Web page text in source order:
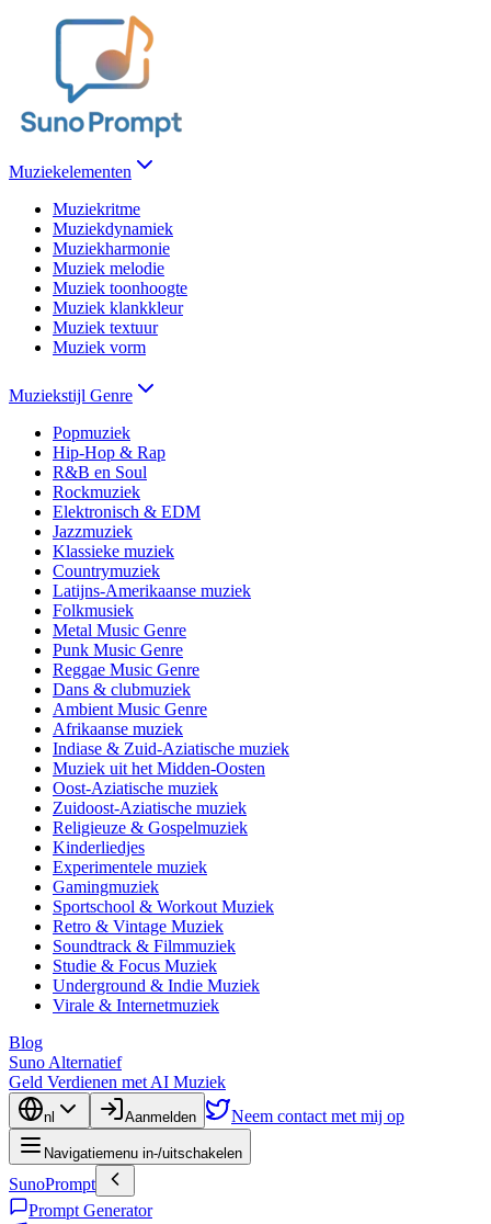
Muziekelementen
Muziekritme
Muziekdynamiek
Muziekharmonie
Muziek melodie
Muziek toonhoogte
Muziek klankkleur
Muziek textuur
Muziek vorm
Muziekstijl Genre
Popmuziek
Hip-Hop & Rap
R&B en Soul
Rockmuziek
Elektronisch & EDM
Jazzmuziek
Klassieke muziek
Countrymuziek
Latijns-Amerikaanse muziek
Folkmusiek
Metal Music Genre
Punk Music Genre
Reggae Music Genre
Dans & clubmuziek
Ambient Music Genre
Afrikaanse muziek
Indiase & Zuid-Aziatische muziek
Muziek uit het Midden-Oosten
Oost-Aziatische muziek
Zuidoost-Aziatische muziek
Religieuze & Gospelmuziek
Kinderliedjes
Experimentele muziek
Gamingmuziek
Sportschool & Workout Muziek
Retro & Vintage Muziek
Soundtrack & Filmmuziek
Studie & Focus Muziek
Underground & Indie Muziek
Virale & Internetmuziek
Blog
Suno Alternatief
Geld Verdienen met AI Muziek
nl Aanmelden Neem contact met mij op
Navigatiemenu in-/uitschakelen
SunoPrompt
Prompt Generator